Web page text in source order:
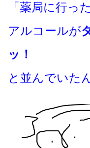
「薬局に行っ
アルコールが
ッ！
と並んでいた